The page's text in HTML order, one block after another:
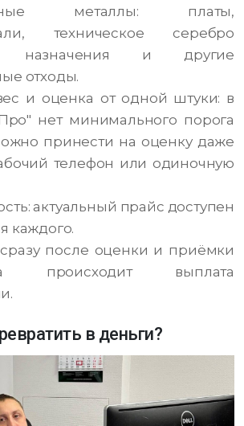
металлы: платы,
техническое серебро
назначения и другие
отходы.
и оценка от одной штуки: в
нет минимального порога
принести на оценку даже
телефон или одиночную
актуальный прайс доступен
каждого.
сразу после оценки и приёмки
происходит выплата
в деньги?